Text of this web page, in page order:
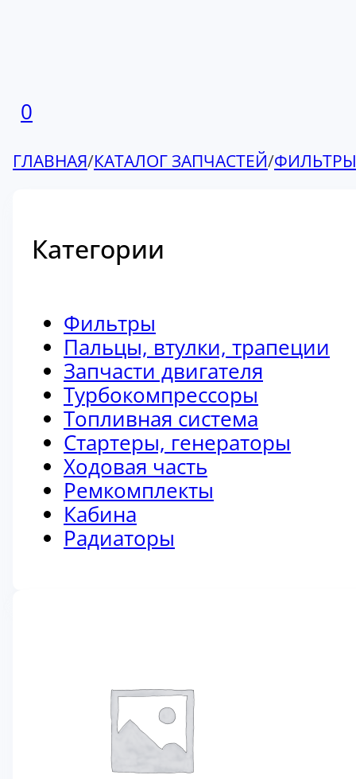
0
ГЛАВНАЯ/КАТАЛОГ ЗАПЧАСТЕЙ/ФИЛЬТРЫ
Категории
Фильтры
Пальцы, втулки, трапеции
Запчасти двигателя
Турбокомпрессоры
Топливная система
Стартеры, генераторы
Ходовая часть
Ремкомплекты
Кабина
Радиаторы